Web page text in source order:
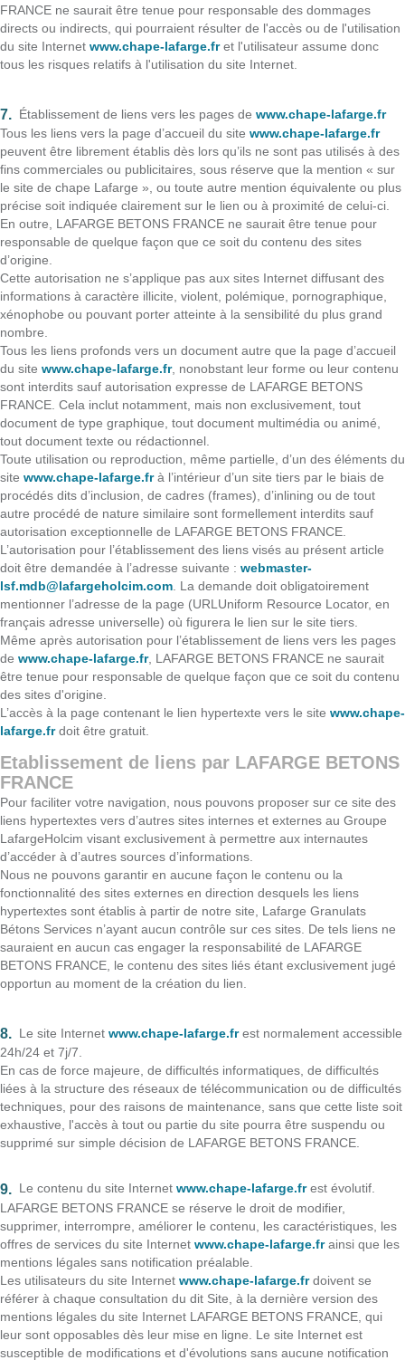
FRANCE ne saurait être tenue pour responsable des dommages
directs ou indirects, qui pourraient résulter de l'accès ou de l'utilisation
du site Internet www.chape-lafarge.fret l'utilisateur assume donc
tous les risques relatifs à l'utilisation du site Internet.
Établissement de liens vers les pages de www.chape-lafarge.fr
Tous les liens vers la page d’accueil du site www.chape-lafarge.fr
peuvent être librement établis dès lors qu’ils ne sont pas utilisés à des
fins commerciales ou publicitaires, sous réserve que la mention « sur
le site de chape Lafarge », ou toute autre mention équivalente ou plus
précise soit indiquée clairement sur le lien ou à proximité de celui-ci.
En outre, LAFARGE BETONS FRANCE ne saurait être tenue pour
responsable de quelque façon que ce soit du contenu des sites
d’origine.
Cette autorisation ne s’applique pas aux sites Internet diffusant des
informations à caractère illicite, violent, polémique, pornographique,
xénophobe ou pouvant porter atteinte à la sensibilité du plus grand
nombre.
Tous les liens profonds vers un document autre que la page d’accueil
du site www.chape-lafarge.fr, nonobstant leur forme ou leur contenu
sont interdits sauf autorisation expresse de LAFARGE BETONS
FRANCE. Cela inclut notamment, mais non exclusivement, tout
document de type graphique, tout document multimédia ou animé,
tout document texte ou rédactionnel.
Toute utilisation ou reproduction, même partielle, d’un des éléments du
site www.chape-lafarge.frà l’intérieur d’un site tiers par le biais de
procédés dits d’inclusion, de cadres (frames), d’inlining ou de tout
autre procédé de nature similaire sont formellement interdits sauf
autorisation exceptionnelle de LAFARGE BETONS FRANCE.
L’autorisation pour l’établissement des liens visés au présent article
doit être demandée à l’adresse suivante : webmaster-
lsf.mdb@lafargeholcim.com . La demande doit obligatoirement
mentionner l’adresse de la page (URLUniform Resource Locator, en
français adresse universelle) où figurera le lien sur le site tiers.
Même après autorisation pour l’établissement de liens vers les pages
de www.chape-lafarge.fr, LAFARGE BETONS FRANCE ne saurait
être tenue pour responsable de quelque façon que ce soit du contenu
des sites d'origine.
L’accès à la page contenant le lien hypertexte vers le site www.chape-
lafarge.frdoit être gratuit.
Etablissement de liens par LAFARGE BETONS
FRANCE
Pour faciliter votre navigation, nous pouvons proposer sur ce site des
liens hypertextes vers d’autres sites internes et externes au Groupe
LafargeHolcim visant exclusivement à permettre aux internautes
d’accéder à d’autres sources d’informations.
Nous ne pouvons garantir en aucune façon le contenu ou la
fonctionnalité des sites externes en direction desquels les liens
hypertextes sont établis à partir de notre site, Lafarge Granulats
Bétons Services n’ayant aucun contrôle sur ces sites. De tels liens ne
sauraient en aucun cas engager la responsabilité de LAFARGE
BETONS FRANCE, le contenu des sites liés étant exclusivement jugé
opportun au moment de la création du lien.
Le site Internet www.chape-lafarge.frest normalement accessible
24h/24 et 7j/7.
En cas de force majeure, de difficultés informatiques, de difficultés
liées à la structure des réseaux de télécommunication ou de difficultés
techniques, pour des raisons de maintenance, sans que cette liste soit
exhaustive, l'accès à tout ou partie du site pourra être suspendu ou
supprimé sur simple décision de LAFARGE BETONS FRANCE.
Le contenu du site Internet www.chape-lafarge.frest évolutif.
LAFARGE BETONS FRANCE se réserve le droit de modifier,
supprimer, interrompre, améliorer le contenu, les caractéristiques, les
offres de services du site Internet www.chape-lafarge.frainsi que les
mentions légales sans notification préalable.
Les utilisateurs du site Internet www.chape-lafarge.frdoivent se
référer à chaque consultation du dit Site, à la dernière version des
mentions légales du site Internet LAFARGE BETONS FRANCE, qui
leur sont opposables dès leur mise en ligne. Le site Internet est
susceptible de modifications et d'évolutions sans aucune notification